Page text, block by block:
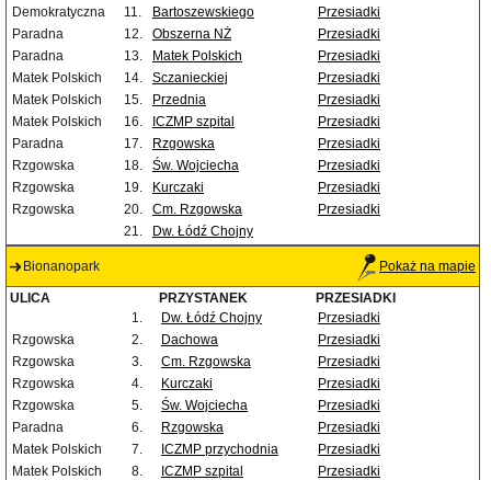
Demokratyczna
11. Bartoszewskiego
Przesiadki
Paradna
12. Obszerna NŻ
Przesiadki
Paradna
13. Matek Polskich
Przesiadki
Matek Polskich
14. Sczanieckiej
Przesiadki
Matek Polskich
15. Przednia
Przesiadki
Matek Polskich
16. ICZMP szpital
Przesiadki
Paradna
17. Rzgowska
Przesiadki
Rzgowska
18. Św. Wojciecha
Przesiadki
Rzgowska
19. Kurczaki
Przesiadki
Rzgowska
20. Cm. Rzgowska
Przesiadki
21.
Dw. Łódź Chojny
Bionanopark Pokaż na mapie
ULICA PRZYSTANEK
PRZESIADKI
1.
Dw. Łódź Chojny
Przesiadki
Rzgowska
2. Dachowa
Przesiadki
Rzgowska
3. Cm. Rzgowska
Przesiadki
Rzgowska
4. Kurczaki
Przesiadki
Rzgowska
5. Św. Wojciecha
Przesiadki
Paradna
6. Rzgowska
Przesiadki
Matek Polskich
7. ICZMP przychodnia
Przesiadki
Matek Polskich
8. ICZMP szpital Przesiadki